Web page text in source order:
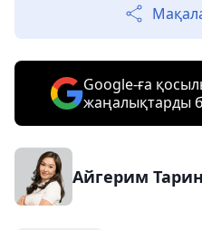
Google-ға
жаңалықтарды
Айгерим